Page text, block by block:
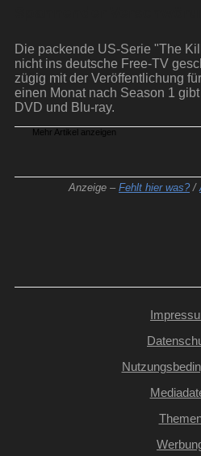
Die packende US-Serie "The
nicht ins deutsche Free-TV
zügig mit der Veröffentlichung
einen Monat nach Season 1
DVD und Blu-ray.
Mehr Artikel anzeigen
Anzeige – Fehlt hier was? /